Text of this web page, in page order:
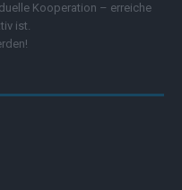
Kooperation – erreiche
ist.